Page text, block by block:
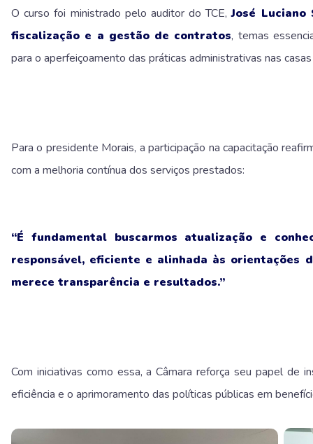
O curso foi ministrado pelo auditor do TCE,José Luciano
fiscalização e a gestão de contratos, temas
para o aperfeiçoamento das práticas administrativas nas
Para o presidente Morais, a participação na capacitação
com a melhoria contínua dos serviços prestados:
“É fundamental buscarmos atualização e
responsável, eficiente e alinhada às orientações
merece transparência e resultados.”
Com iniciativas como essa, a Câmara reforça seu papel de
eficiência e o aprimoramento das políticas públicas em